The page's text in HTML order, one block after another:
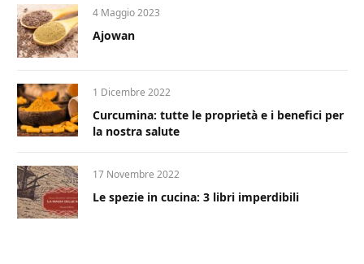
4 Maggio 2023
Ajowan
1 Dicembre 2022
Curcumina: tutte le proprietà e i benefici per
la nostra salute
17 Novembre 2022
Le spezie in cucina: 3 libri imperdibili